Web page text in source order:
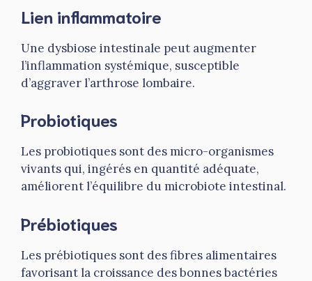
Lien inflammatoire
Une dysbiose intestinale peut augmenter
l’inflammation systémique, susceptible
d’aggraver l’arthrose lombaire.
Probiotiques
Les probiotiques sont des micro-organismes
vivants qui, ingérés en quantité adéquate,
améliorent l’équilibre du microbiote intestinal.
Prébiotiques
Les prébiotiques sont des fibres alimentaires
favorisant la croissance des bonnes bactéries